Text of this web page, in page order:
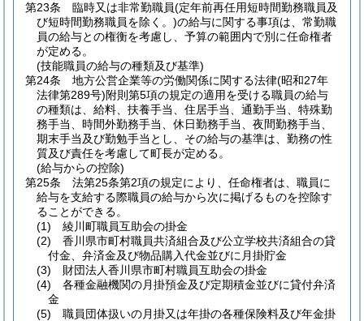
第23条
臨時又は非常勤職員(定年前再任用短時間勤務職員及
び短時間勤務職員を除く。)の給与に関する事項は、常勤職
員の給与との権衡を考慮し、予算の範囲内で別に任命権者
が定める。
(技能職員の給与の種類及び基準)
第24条
地方公営企業等の労働関係に関する法律(昭和27年
法律第289号)附則第5項の規定の適用を受ける職員の給与
の種類は、給料、扶養手当、住居手当、通勤手当、特殊勤
務手当、時間外勤務手当、休日勤務手当、夜間勤務手当、
期末手当及び勤勉手当とし、その給与の基準は、勤務の性
質及び責任を考慮して町長が定める。
(給与からの控除)
第25条
法第25条第2項の規定により、任命権者は、職員に
給与を支給する際職員の給与から次に掲げるものを控除す
ることができる。
(1)
綾川町職員互助会の掛金
(2)
香川県市町村職員共済組合及び公立学校共済組合の貸
付金、弁済金及び物品購入代金並びに月掛貯金
(3)
財団法人香川県市町村職員互助会の掛金
(4)
各種金融機関の月掛預金及び定期積金並びに貸付弁済
金
(5)
職員団体扱いの月掛又は年掛の各種保険料及び年金掛